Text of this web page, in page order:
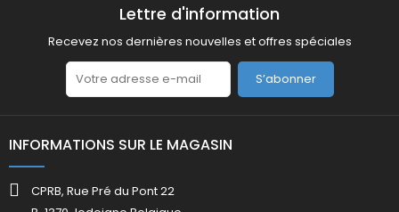
Lettre d'information
Recevez nos dernières nouvelles et offres spéciales
S’abonner
INFORMATIONS SUR LE MAGASIN
CPRB, Rue Pré du Pont 22